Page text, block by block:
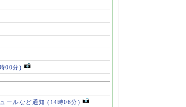
00分)
ールなど通知 (14時06分)